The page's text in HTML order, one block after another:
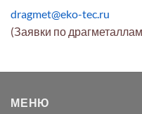
dragmet@eko-tec.ru
(Заявки по
МЕНЮ